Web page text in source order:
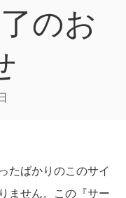
のお
たばかりのこのサイ
ません。この『サー